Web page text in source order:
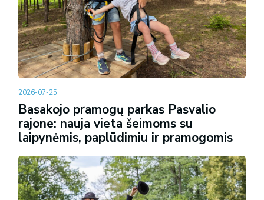
2026-07-25
Basakojo pramogų parkas Pasvalio
rajone: nauja vieta šeimoms su
laipynėmis, paplūdimiu ir pramogomis